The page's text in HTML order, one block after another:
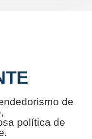
de
política de